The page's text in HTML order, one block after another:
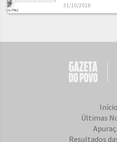
31/10/2018
Início
Últimas
Resultados